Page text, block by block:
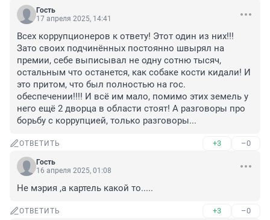
Гость
17 апреля 2025, 14:41
Всех коррупционеров к ответу! Этот один из них!!!
Зато своих подчинённых постоянно швырял на
премии, себе выписывал не одну сотню тысяч,
остальным что останется, как собаке кости кидали! И
это притом, что был полностью на гос.
обеспечении!!!! И всё им мало, помимо этих земель у
него ещё 2 дворца в области стоят! А разговоры про
борьбу с коррупцией, только разговоры...
ОТВЕТИТЬ +3 –0
Гость
16 апреля 2025, 01:08
Не мэрия ,а картель какой то.....
ОТВЕТИТЬ +3 –0